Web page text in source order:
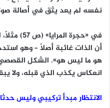
نفسه لم يعد يثق في أصالة
في «حجرة
أن الذات غائبة أصلاً – وهو
هو ما ليس هو». الشكل
انعكاس يكذب الذي قبله، ولا
الانتظار مبدأ تركيبي وليس حدثا